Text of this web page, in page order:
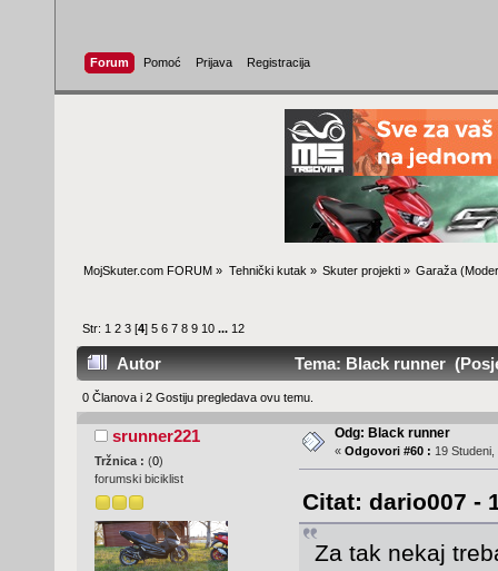
Forum Pomoć Prijava Registracija
MojSkuter.com FORUM » Tehnički kutak » Skuter projekti» Garaža
Str: 1 2 3 [4]5 6 7 8 9 10 ... 12
Autor Tema: Black runner
0 Članova i 2 Gostiju pregledava ovu temu.
srunner221
Tržnica : (0)
forumski biciklist
Odg: Black runner
« Odgovori #60 : 19
Citat: dario007 -
Za tak nekaj